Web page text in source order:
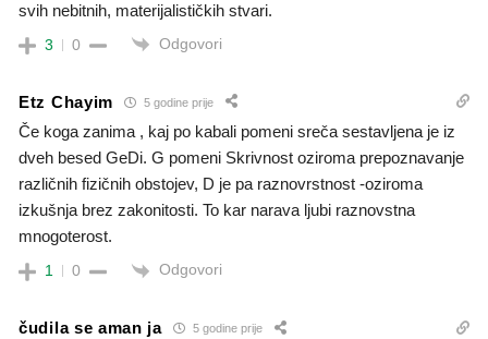
svih nebitnih, materijalističkih stvari.
3 0 Odgovori
Etz Chayim 5 godine prije
Če koga zanima , kaj po kabali pomeni sreča sestavljena je iz
dveh besed GeDi. G pomeni Skrivnost oziroma prepoznavanje
različnih fizičnih obstojev, D je pa raznovrstnost -oziroma
izkušnja brez zakonitosti. To kar narava ljubi raznovstna
mnogoterost.
1 0 Odgovori
čudila se aman ja 5 godine prije